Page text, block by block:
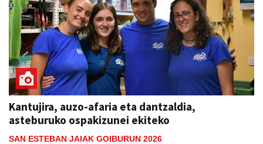
Kantujira, auzo-afaria eta dantzaldia,
asteburuko ospakizunei ekiteko
SAN ESTEBAN JAIAK GOIBURUN 2026